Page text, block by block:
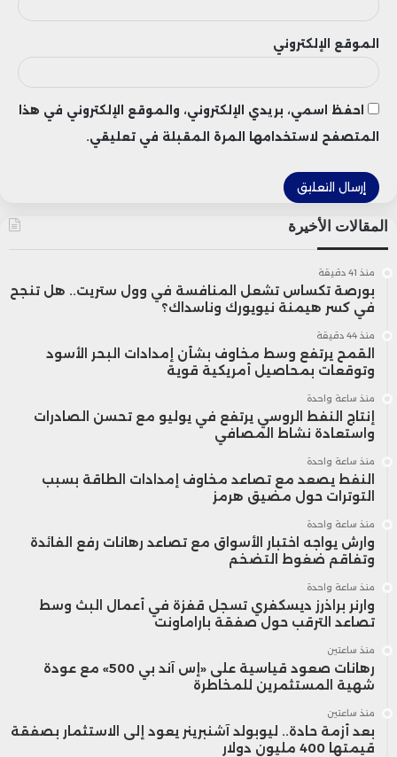
الموقع الإلكتروني
احفظ اسمي، بريدي الإلكتروني، والموقع الإلكتروني في هذا
المتصفح لاستخدامها المرة المقبلة في تعليقي.
المقالات الأخيرة
منذ 41 دقيقة
بورصة تكساس تشعل المنافسة في وول ستريت.. هل تنجح
في كسر هيمنة نيويورك وناسداك؟
منذ 44 دقيقة
القمح يرتفع وسط مخاوف بشأن إمدادات البحر الأسود
وتوقعات بمحاصيل أمريكية قوية
منذ ساعة واحدة
إنتاج النفط الروسي يرتفع في يوليو مع تحسن الصادرات
واستعادة نشاط المصافي
منذ ساعة واحدة
النفط يصعد مع تصاعد مخاوف إمدادات الطاقة بسبب
التوترات حول مضيق هرمز
منذ ساعة واحدة
وارش يواجه اختبار الأسواق مع تصاعد رهانات رفع الفائدة
وتفاقم ضغوط التضخم
منذ ساعة واحدة
وارنر براذرز ديسكفري تسجل قفزة في أعمال البث وسط
تصاعد الترقب حول صفقة باراماونت
منذ ساعتين
رهانات صعود قياسية على «إس آند بي 500» مع عودة
شهية المستثمرين للمخاطرة
منذ ساعتين
بعد أزمة حادة.. ليوبولد آشنبرينر يعود إلى الاستثمار بصفقة
قيمتها 400 مليون دولار